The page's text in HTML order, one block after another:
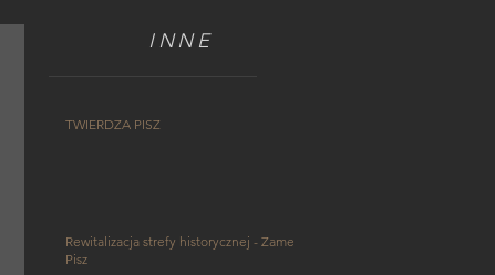
INNE
TWIERDZA PISZ
Rewitalizacja strefy historycznej - Zamek
Pisz